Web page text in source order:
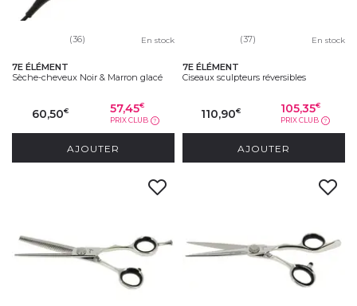
(36) En stock
7E ÉLÉMENT
Sèche-cheveux Noir & Marron glacé
60,50€ 57,45€
PRIX CLUB ?
AJOUTER
(37) En stock
7E ÉLÉMENT
Ciseaux sculpteurs réversibles
110,90€ 105,35€
PRIX CLUB ?
AJOUTER